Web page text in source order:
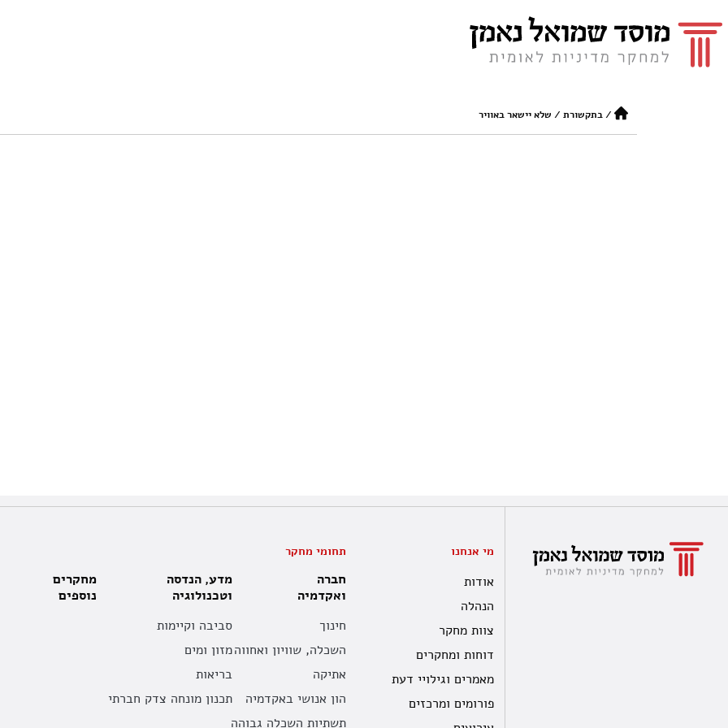
/בתקשורת / שלא יישאר באוויר
מי אנחנו
אודות
הנהלה
צוות מחקר
דוחות ומחקרים
מאמרים וגילויי דעת
פורומים ומרכזים
תחומי מחקר
חברה
ואקדמיה
חינוך
השכלה, שוויון ואחווה
אתיקה
הון אנושי באקדמיה
תשתיות השכלה גבוהה
מדע, הנדסה
וטכנולוגיה
סביבה וקיימות
מזון ומים
בריאות
תכנון מונחה צדק חברתי
מחקרים
נוספים